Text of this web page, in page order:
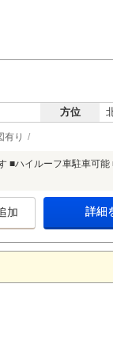
方位
有り
■ハイルーフ車駐車可
加 詳細